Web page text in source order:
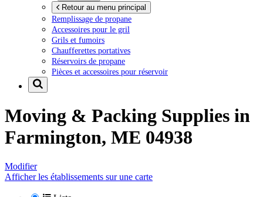
Retour au menu principal
Remplissage de propane
Accessoires pour le gril
Grils et fumoirs
Chaufferettes portatives
Réservoirs de propane
Pièces et accessoires pour réservoir
Moving & Packing Supplies in
Farmington, ME 04938
Modifier
Afficher les établissements sur une carte